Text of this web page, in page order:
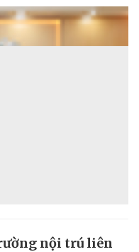
nội trú liên